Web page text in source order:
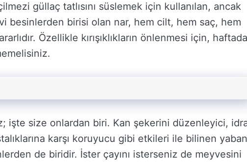
güllaç tatlısını süslemek için kullanılan, ancak
besinlerden birisi olan nar, hem cilt, hem saç, hem
Özellikle kırışıklıkların önlenmesi için, haftada
işte size onlardan biri. Kan şekerini düzenleyici,
karşı koruyucu gibi etkileri ile bilinen yaban
de biridir. İster çayını isterseniz de meyvesini